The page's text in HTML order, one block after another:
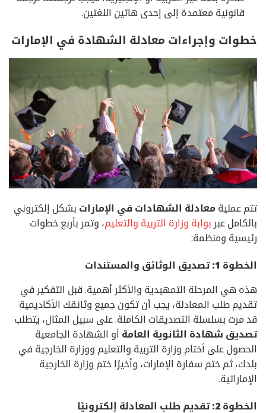
قانونية معتمدة إلى إحدى هاتين اللغتين.
خطوات وإجراءات معادلة الشهادة في الإمارات
تتم عمليةمعادلة الشهادات في الإماراتبشكل إلكتروني
بالكامل عبربوابة وزارة التربية والتعليم، وتمر بأربع خطوات
رئيسية ومنظمة:
الخطوة 1: تصديق الوثائق والمستندات
هذه هي المرحلة التمهيدية والأكثر أهمية. قبل التفكير في
تقديم طلب المعادلة، يجب أن تكون جميع وثائقك الأكاديمية
قد مرت بسلسلة التصديقات الكاملة. على سبيل المثال، يتطلب
تصديق شهادة الثانوية العامةأو الشهادة الجامعية
الحصول على أختام وزارة التربية والتعليم ووزارة الخارجية في
بلدك، ثم ختم سفارة الإمارات، وأخيرًا ختم وزارة الخارجية
الإماراتية.
الخطوة 2: تقديم طلب المعادلة إلكترونيًا